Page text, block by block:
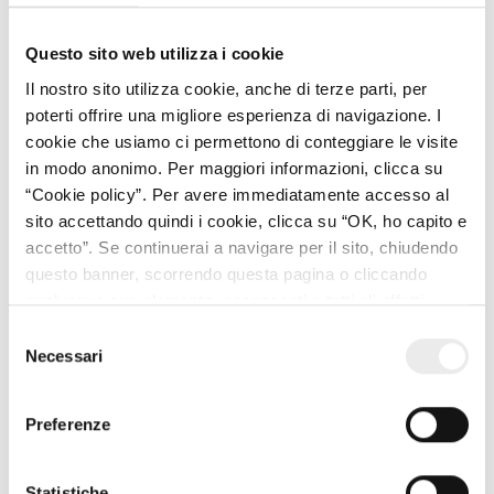
Questo sito web utilizza i cookie
Il nostro sito utilizza cookie, anche di terze parti, per
poterti offrire una migliore esperienza di navigazione. I
cookie che usiamo ci permettono di conteggiare le visite
in modo anonimo. Per maggiori informazioni, clicca su
“Cookie policy”. Per avere immediatamente accesso al
sito accettando quindi i cookie, clicca su “OK, ho capito e
accetto”. Se continuerai a navigare per il sito, chiudendo
questo banner, scorrendo questa pagina o cliccando
qualunque suo elemento, acconsenti a tutti gli effetti
sito
delNecessari
Preferenze
n. 346/1990 Testo Unico successioni e donazioni, e del d.l.
n. 262/2006, che disciplina in modo specifico le aliquote e
le franchigie.
Come disposto dalTesto Unico del 1990, e sino al 1° gennaio
2025, l’imposta viene liquidata dal competente ufficio
dell’Agenzia delle Entrate, in base alle indicazioni
riportate nelladichiarazione di successione e nelle
dichiarazioni sostitutive, se presenti.
dell’avviso di liquidazione ai soggetti obbligati al
imposta entro
; il pagamento può